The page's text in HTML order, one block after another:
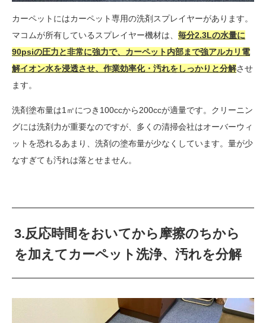
カーペットにはカーペット専用の洗剤スプレイヤーがあります。
マコムが所有しているスプレイヤー機材は、 毎分2.3Lの水量に
90psiの圧力と非常に強力で、カーペット内部まで強アルカリ電
解イオン水を浸透させ、作業効率化・汚れをしっかりと分解させ
ます。
洗剤塗布量は1㎡につき100ccから200ccが適量です。クリーニン
グには洗剤力が重要なのですが、多くの清掃会社はオーバーウィ
ットを恐れるあまり、洗剤の塗布量が少なくしています。量が少
なすぎても汚れは落とせません。
3.反応時間をおいてから摩擦のちから
を加えてカーペット洗浄、汚れを分解